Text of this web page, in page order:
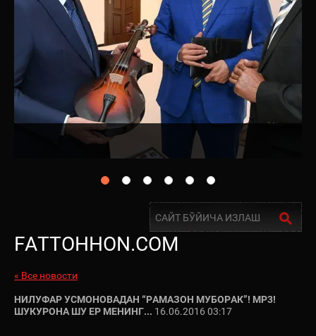
FATTOHHON.COM
« Все новости
НИЛУФАР УСМОНОВАДАН “РАМАЗОН МУБОРАК”! МР3!
ШУКУРОНА ШУ ЕР МЕНИНГ... 16.06.2016 03:17